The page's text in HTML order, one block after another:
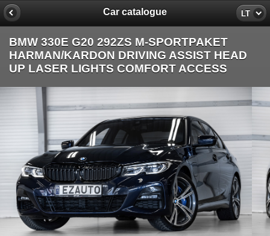
Car catalogue LT
BMW 330E G20 292ZS M-SPORTPAKET
HARMAN/KARDON DRIVING ASSIST HEAD
UP LASER LIGHTS COMFORT ACCESS